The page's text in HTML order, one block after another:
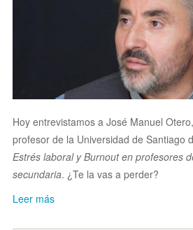
Hoy entrevistamos a José Manuel
profesor de la Universidad de Santiago
Estrés laboral y Burnout en profesores
secundaria. ¿Te la vas a perder?
Leer más